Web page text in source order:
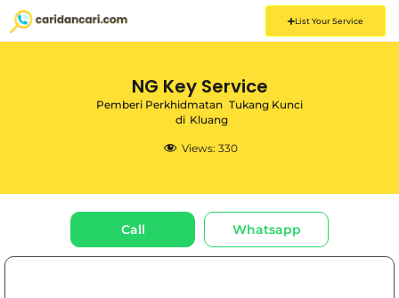
List Your Service
NG Key Service
Pemberi Perkhidmatan Tukang Kunci
di Kluang
Views: 330
Call Whatsapp